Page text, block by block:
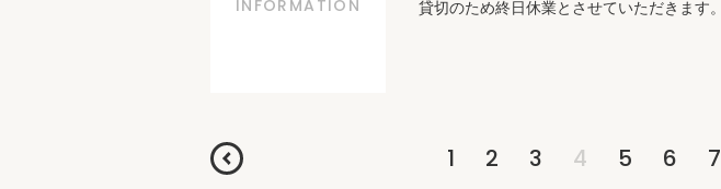
INFORMATION 貸切のため終日休業とさせていただきます。
1 2 3 4 5 6 7